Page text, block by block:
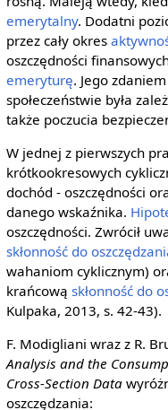
emerytalny. Dodatni
przez cały okres
oszczędności
emeryturę. Jego
społeczeństwie była
także poczucia
W jednej z pierwszych
krótkookresowych
dochód - oszczędności
danego wskaźnika.
oszczędności. Zwrócił
skłonność do
wahaniom cyklicznym)
krańcową skłonność do
Kulpaka, 2013, s. 42-43).
F. Modigliani wraz z R.
Analysis and the
Cross-Section Data
oszczędzania: